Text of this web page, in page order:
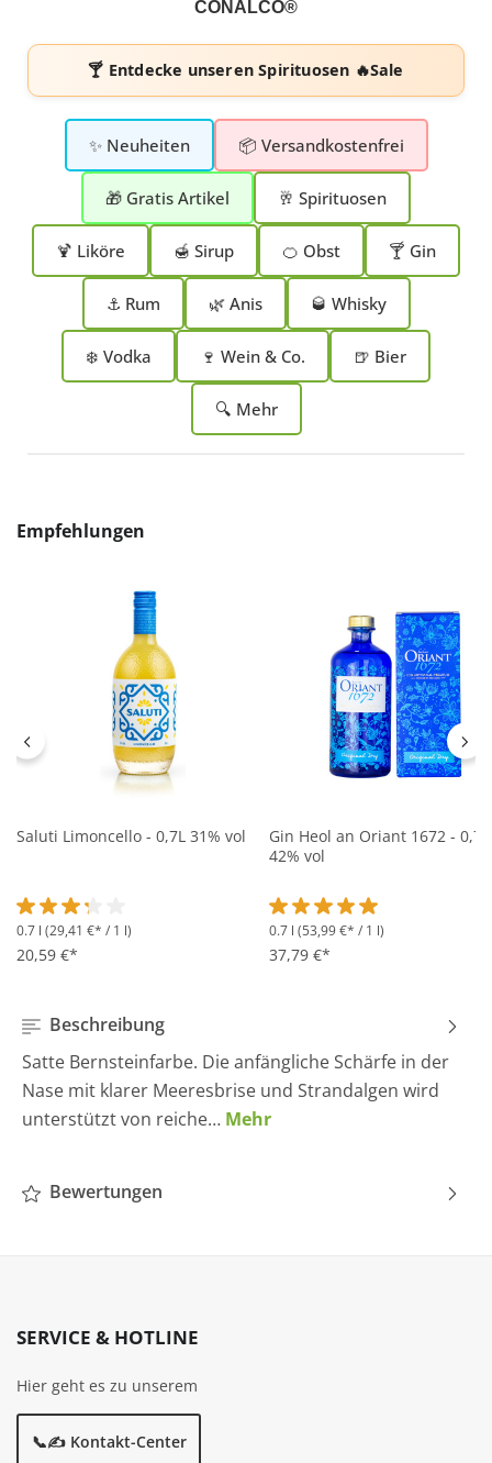
CONALCO®
🍸 Entdecke unserenSpirituosen 🔥Sale
✨ Neuheiten 📦 Versandkostenfrei
🎁 Gratis Artikel 🥂 Spirituosen
🍹 Liköre 🍯 Sirup 🍊 Obst 🍸 Gin
⚓ Rum 🌿 Anis 🥃 Whisky
❄️ Vodka 🍷 Wein & Co. 🍺 Bier
🔍 Mehr
Produktgalerie überspringen
Empfehlungen
Saluti Limoncello - 0,7L 31% vol
Durchschnittliche Bewertung von 3.2 von 5 Sternen
0.7 l (29,41 €* / 1 l)
20,59 €*
Gin Heol an Oriant 1672 - 0,7L
42% vol
Durchschnittliche
0.7 l (53,99 €* / 1 l)
37,79 €*
Beschreibung
Satte Bernsteinfarbe. Die anfängliche Schärfe in der
Nase mit klarer Meeresbrise und Strandalgen wird
unterstützt von reiche… Mehr
Bewertungen
SERVICE & HOTLINE
Hier geht es zu unserem
📞✍️ Kontakt-Center